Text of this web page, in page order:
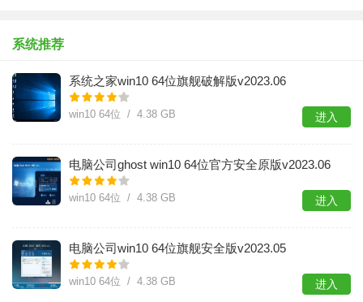
系统推荐
系统之家win10 64位旗舰破解版v2023.06
win10 64位 / 4.38 GB 进入
电脑公司ghost win10 64位官方安全原版v2023.06
win10 64位 / 4.38 GB 进入
电脑公司win10 64位旗舰安全版v2023.05
win10 64位 / 4.38 GB 进入